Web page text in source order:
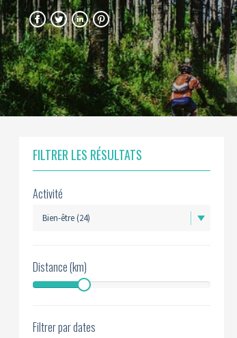
FACEBOOKTWITTERLINKEDINPINTEREST
FILTRER LES RÉSULTATS
Activité
Distance (km)
Filtrer par dates